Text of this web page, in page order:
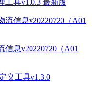
工具v1.0.3 最新版
息v20220720（A01